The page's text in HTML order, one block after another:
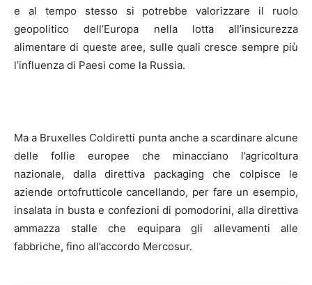
e al tempo stesso si potrebbe valorizzare il ruolo
geopolitico dell’Europa nella lotta all’insicurezza
alimentare di queste aree, sulle quali cresce sempre più
l’influenza di Paesi come la Russia.
Ma a Bruxelles Coldiretti punta anche a scardinare alcune
delle follie europee che minacciano l’agricoltura
nazionale, dalla direttiva packaging che colpisce le
aziende ortofrutticole cancellando, per fare un esempio,
insalata in busta e confezioni di pomodorini, alla direttiva
ammazza stalle che equipara gli allevamenti alle
fabbriche, fino all’accordo Mercosur.